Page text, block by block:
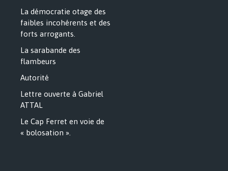
La démocratie otage des
faibles incohérents et des
forts arrogants.
La sarabande des
flambeurs
Autorité
Lettre ouverte à Gabriel
ATTAL
Le Cap Ferret en voie de
« bolosation ».